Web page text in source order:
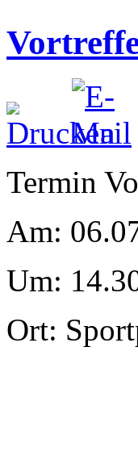
Termin
Am:
Um:
Ort: